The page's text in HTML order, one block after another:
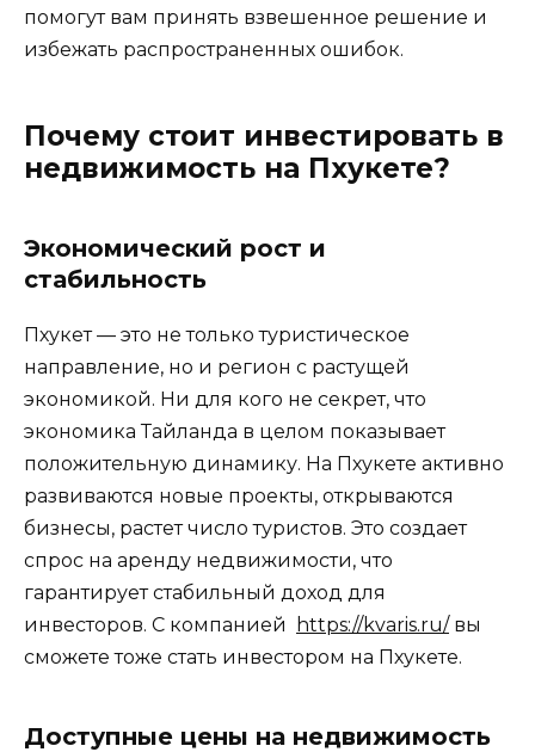
помогут вам принять взвешенное решение и
избежать распространенных ошибок.
Почему стоит инвестировать в
недвижимость на Пхукете?
Экономический рост и
стабильность
Пхукет — это не только туристическое
направление, но и регион с растущей
экономикой. Ни для кого не секрет, что
экономика Тайланда в целом показывает
положительную динамику. На Пхукете активно
развиваются новые проекты, открываются
бизнесы, растет число туристов. Это создает
спрос на аренду недвижимости, что
гарантирует стабильный доход для
инвесторов. С компанией
https://kvaris.ru/вы
сможете тоже стать инвестором на Пхукете.
Доступные цены на недвижимость